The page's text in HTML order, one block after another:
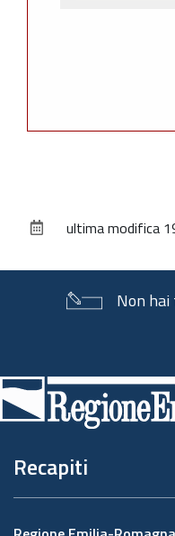
documentoultima modifica
Non hai
di
pagina
Recapiti